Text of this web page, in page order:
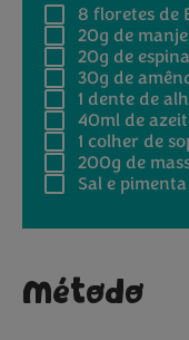
8 floretes de
20g de
20g de
30g de
1 dente de
40mlde
1 colher de
200g de
Sal e pimenta
Método